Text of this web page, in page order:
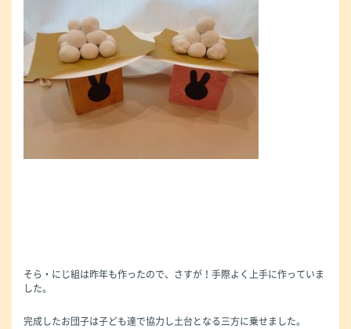
そら・にじ組は昨年も作ったので、さすが！手際よく上手に作っていま
した。
完成したお団子は子ども達で協力し土台となる三方に乗せました。